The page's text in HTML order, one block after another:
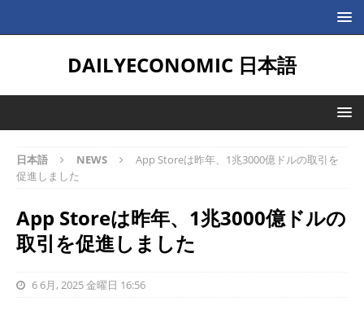
DAILYECONOMIC 日本語
日本語 NEWS
App Storeは昨年、1兆3000億ドルの取引を
促進しました
App Storeは昨年、1兆3000億ドルの
取引を促進しました
6 6月, 2025 金曜日 16:56